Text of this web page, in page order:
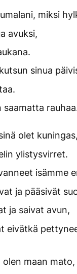
miksi
avuksi,
sinua
saamatta
olet kuningas,
ylistysvirret.
isämme
ja pääsivät
ja saivat avun,
eivätkä
maan